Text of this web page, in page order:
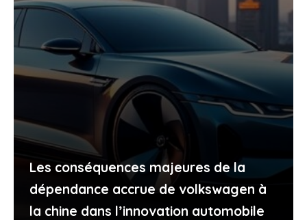
Les conséquences majeures de la
dépendance accrue de volkswagen à
la chine dans l’innovation automobile